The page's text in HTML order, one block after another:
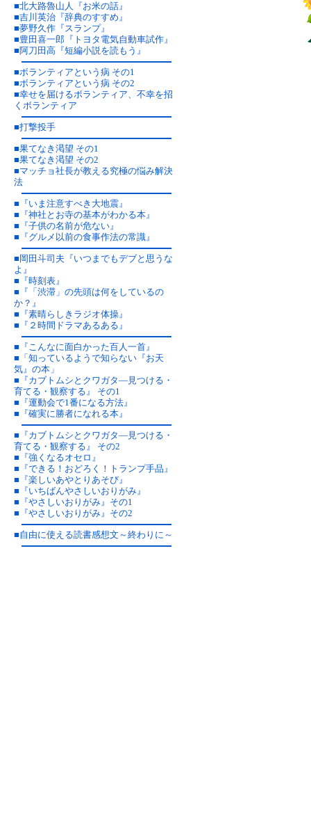
■北大路魯山人『お米の話』
■吉川英治『辞典のすすめ』
■夢野久作『スランプ』
■豊田喜一郎『トヨタ電気自動車試作』
■阿刀田高『短編小説を読もう』
■ボランティアという病 その1
■ボランティアという病 その2
■幸せを届けるボランティア、不幸を招
くボランティア
■打撃投手
■果てなき渇望 その1
■果てなき渇望 その2
■マッチョ社長が教える究極の悩み解決
法
■ 『いま注意すべき大地震』
■ 『神社とお寺の基本がわかる本』
■ 『子供の名前が危ない』
■ 『グルメ以前の食事作法の常識』
■ 岡田斗司夫『いつまでもデブと思うな
よ』
■ 『時刻表』
■ 『「渋滞」の先頭は何をしているの
か？』
■ 『素晴らしきラジオ体操』
■ 『２時間ドラマあるある』
■ 『こんなに面白かった百人一首』
■ 「知っているようで知らない『お天
気』の本」
■ 『カブトムシとクワガタ―見つける・
育てる・観察する』 その1
■ 『運動会で1番になる方法』
■ 『確実に勝者になれる本』
■ 『カブトムシとクワガタ―見つける・
育てる・観察する』 その2
■ 『強くなるオセロ』
■ 『できる！おどろく！トランプ手品』
■ 『楽しいあやとりあそび』
■ 『いちばんやさしいおりがみ』
■ 『やさしいおりがみ』その1
■ 『やさしいおりがみ』その2
■自由に使える読書感想文～終わりに～